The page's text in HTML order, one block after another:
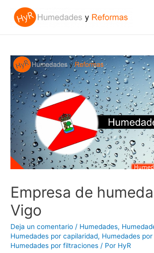
Empresa de
Vigo
Deja un comentario / Humedades,
Humedades por capilaridad, Humedades
Humedades por filtraciones / Por HyR